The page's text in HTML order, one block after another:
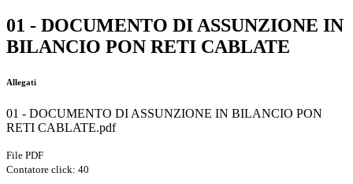
01 - DOCUMENTO DI ASSUNZIONE IN
BILANCIO PON RETI CABLATE
Allegati
01 - DOCUMENTO DI ASSUNZIONE IN BILANCIO PON
RETI CABLATE.pdf
File PDF
Contatore click: 40